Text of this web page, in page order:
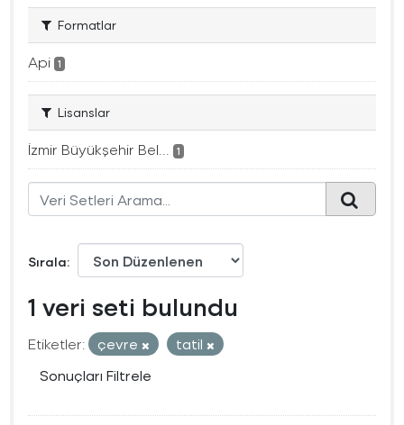
Formatlar
Api 1
Lisanslar
İzmir Büyükşehir Bel... 1
Sırala
1 veri seti bulundu
Etiketler: çevre
tatil
Sonuçları Filtrele